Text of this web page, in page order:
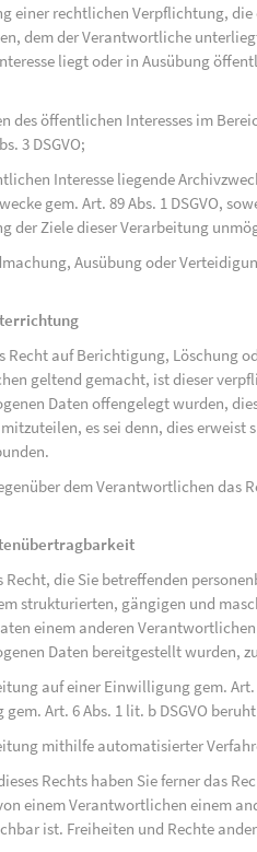
einer rechtlichen Verpflichtung,
dem der Verantwortliche
liegt oder in Ausübung
des öffentlichen Interesses im
3 DSGVO;
Interesse liegende
gem. Art. 89 Abs. 1 DSGVO,
der Ziele dieser Verarbeitung
Ausübung oder
Recht auf Berichtigung, Löschung
geltend gemacht, ist dieser
Daten offengelegt wurden,
es sei denn, dies
dem Verantwortlichen das
Recht, die Sie betreffenden
strukturierten, gängigen und
einem anderen
Daten bereitgestellt wurden,
auf einer Einwilligung gem. Art.
gem. Art. 6 Abs. 1 lit. b DSGVO
mithilfe automatisierter
Rechts haben Sie ferner das
einem Verantwortlichen einem
ist. Freiheiten und Rechte